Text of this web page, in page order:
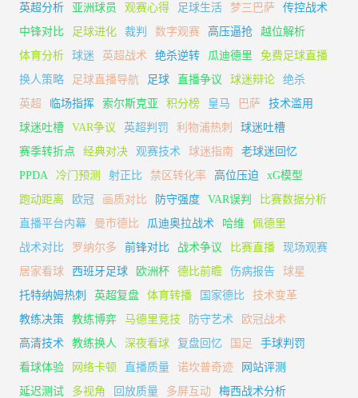
英超分析
亚洲球员 观赛心得 足球生活 梦三巴萨
传控战术
中锋对比
足球进化 裁判 数字观赛 高压逼抢
越位解析
体育分析
球迷 英超战术 绝杀逆转 瓜迪德里
免费足球直播
换人策略
足球直播导航 足球 直播争议 球迷辩论
绝杀
英超
临场指挥 索尔斯克亚 积分榜 皇马 巴萨
技术滥用
球迷吐槽
VAR争议 英超判罚 利物浦热刺
球迷吐槽
赛季转折点
经典对决 观赛技术 球迷指南
老球迷回忆
PPDA
冷门预测 射正比 禁区转化率 高位压迫
xG模型
跑动距离
欧冠 画质对比 防守强度 VAR误判
比赛数据分析
直播平台内幕
曼市德比 瓜迪奥拉战术 哈维
佩德里
战术对比
罗纳尔多 前锋对比 战术争议 比赛直播
现场观赛
居家看球
西班牙足球 欧洲杯 德比前瞻 伤病报告
球星
托特纳姆热刺
英超复盘 体育转播 国家德比
技术变革
教练决策
教练博弈 马德里竞技 防守艺术
欧冠战术
高清技术
教练换人 深夜看球 复盘回忆 国足
手球判罚
看球体验
网络卡顿 直播质量 诺坎普奇迹
网站评测
延迟测试
多视角 回放质量 多屏互动
梅西战术分析